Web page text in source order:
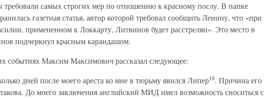
требовали самых строгих мер по отношению к красному послу. В папке
газетная статья, автор которой требовал сообщить Ленину, что «при
примененном к Локкарту, Литвинов будет расстрелян». Это место в
подчеркнул красным карандашом.
событиях Максим Максимович рассказал следующее:
дней после моего ареста ко мне в тюрьму явился Липер18. Причина его
До моего заключения английский МИД имел возможность сноситься с